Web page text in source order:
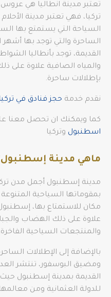
تعتبر مدينة انطاليا هي
تركيا، فهي تعتبر مدينة
السياحة التي يستمتع بها
الساحرة والتي توجد بها أشهر
القديمة، توجد بأنطاليا
والمياه الصافية علاوة على
بإطلالات ساحرة.
نقدم خدمة حجز فنادق في تركيا
كما ويمكنك ان تحصل معنا
اسطنبول وتركيا
ماهي مدينة
مدينة إسطنبول أجمل مدن
بمقوماتها السياحية
مكان للاستمتاع بها،
علاوة على ذلك الهضاب
والمنتجعات السياحية الفاخرة.
بالإضافة إلى الإطلالات
ومضيق البوسفور، تنتشر
القديمة بمدينة إسطنبول حيث
للدولة العثمانية ومن